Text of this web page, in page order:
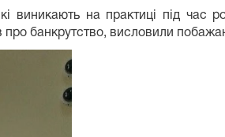
виникають на практиці під час
про банкрутство, висловили